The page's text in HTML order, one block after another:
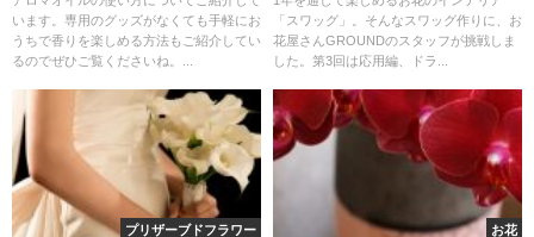
います。専用のグッズがなくても手軽にお
うちで香りを楽しめる方法もご紹介してい
るのでぜひご覧くださいね。...
「スワッグ」。そんなスワッグ作りに、お
花屋さんGROUNDのスタッフが挑戦しま
した。第3回は応用編、ドラ...
プリザーブドフラワー お花